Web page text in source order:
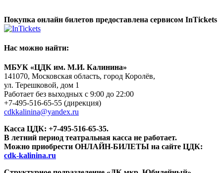
Покупка онлайн билетов предоставлена сервисом InTickets
Нас можно найти:
МБУК «ЦДК им. М.И. Калинина»
141070, Московская область, город Королёв,
ул. Терешковой, дом 1
Работает без выходных с 9:00 до 22:00
+7-495-516-65-55 (дирекция)
cdkkalinina@yandex.ru
Касса ЦДК: +7-495-516-65-35.
В летний период театральная касса не работает.
Можно приобрести ОНЛАЙН-БИЛЕТЫ на сайте ЦДК:
cdk-kalinina.ru